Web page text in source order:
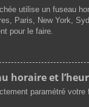
utilise un fuseau
Paris, New York,
pour le faire.
horaire et
paramétré